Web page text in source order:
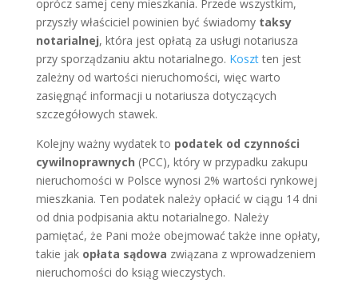
oprócz samej ceny mieszkania. Przede wszystkim,
przyszły właściciel powinien być świadomy taksy
notarialnej, która jest opłatą za usługi notariusza
przy sporządzaniu aktu notarialnego. Kosztten jest
zależny od wartości nieruchomości, więc warto
zasięgnąć informacji u notariusza dotyczących
szczegółowych stawek.
Kolejny ważny wydatek to podatek od czynności
cywilnoprawnych (PCC), który w przypadku zakupu
nieruchomości w Polsce wynosi 2% wartości rynkowej
mieszkania. Ten podatek należy opłacić w ciągu 14 dni
od dnia podpisania aktu notarialnego. Należy
pamiętać, że Pani może obejmować także inne opłaty,
takie jak opłata sądowa związana z wprowadzeniem
nieruchomości do ksiąg wieczystych.